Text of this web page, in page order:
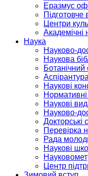
Еразмус
Підготовче
Центри
Академічні
Наука
Науково-
Наукова
Ботанічний
Наукові
Наукові
Науково-
Докторські
Перевірка
Рада
Наукові
Центр